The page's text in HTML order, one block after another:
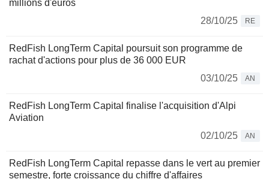
millions d'euros
28/10/25
RE
RedFish LongTerm Capital poursuit son programme de
rachat d'actions pour plus de 36 000 EUR
03/10/25
AN
RedFish LongTerm Capital finalise l'acquisition d'Alpi
Aviation
02/10/25
AN
RedFish LongTerm Capital repasse dans le vert au premier
semestre, forte croissance du chiffre d'affaires